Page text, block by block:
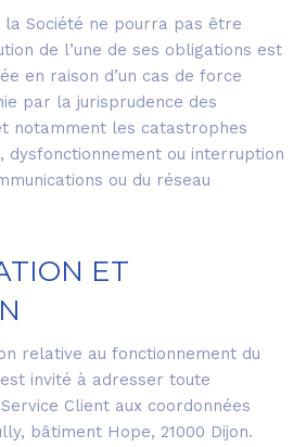
Société ne pourra pas être
de l’une de ses obligations est
en raison d’un cas de force
par la jurisprudence des
notamment les catastrophes
dysfonctionnement ou interruption
ou du réseau
ET
relative au fonctionnement du
invité à adresser toute
Client aux coordonnées
bâtiment Hope, 21000 Dijon.